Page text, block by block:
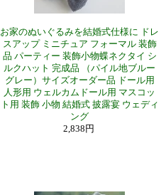
お家のぬいぐるみを結婚式仕様に ドレ
スアップ ミニチュア フォーマル 装飾
品 パーティー 装飾小物蝶ネクタイ シ
ルクハット 完成品 （パイル地ブルー
グレー）サイズオーダー品 ドール用
人形用 ウェルカムドール用 マスコッ
ト用 装飾 小物 結婚式 披露宴 ウェディ
ング
2,838円